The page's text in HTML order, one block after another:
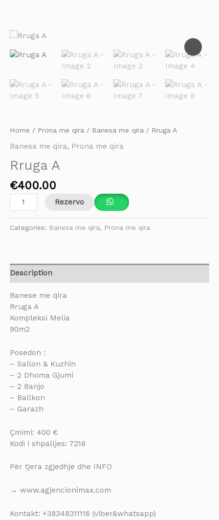
Home / Prona me qira / Banesa me qira / Rruga A
Banesa me qira, Prona me qira
Rruga A
€400.00
Rruga
quantity
Rezervo
Categories: Banesa me qira, Prona me qira
Description
Banese me qira
Rruga A
Kompleksi Melia
90m2
Posedon :
– Sallon & Kuzhin
– 2 Dhoma Gjumi
– 2 Banjo
– Ballkon
– Garazh
Çmimi: 400 €
Kodi i shpalljes: 7218
Për tjera zgjedhje dhe INFO
→ www.agjencionimax.com
Kontakt: +38348311116 (viber&whatsapp)